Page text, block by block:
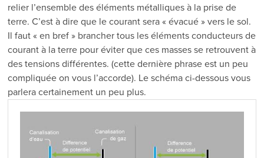
relier l’ensemble des éléments métalliques à la prise de
terre. C’est à dire que le courant sera « évacué » vers le sol.
Il faut « en bref » brancher tous les éléments conducteurs de
courant à la terre pour éviter que ces masses se retrouvent à
des tensions différentes. (cette dernière phrase est un peu
compliquée on vous l’accorde). Le schéma ci-dessous vous
parlera certainement un peu plus.